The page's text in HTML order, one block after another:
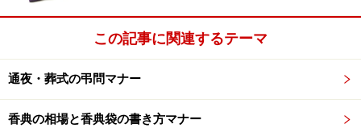
この記事に関連するテーマ
通夜・葬式の弔問マナー
香典の相場と香典袋の書き方マナー